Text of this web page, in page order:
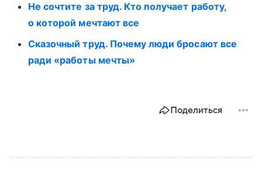
Не сочтите за труд. Кто получает работу,
о которой мечтают все
Сказочный труд. Почему люди бросают все
ради «работы мечты»
Поделиться